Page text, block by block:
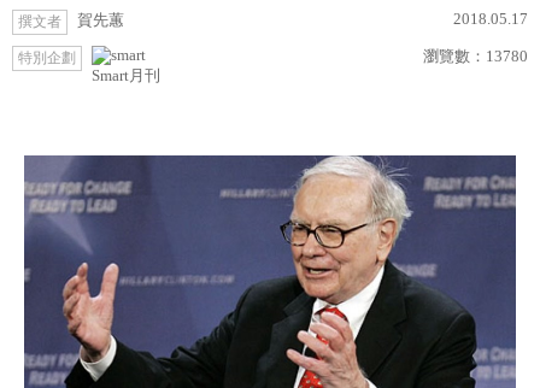
撰文者 賀先蕙 2018.05.17
特別企劃
Smart月刊
瀏覽數： 13780